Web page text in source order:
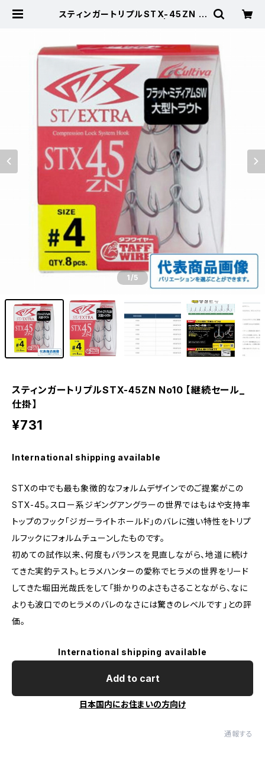
スティンガートリプルSTX-45ZN N
1/5
スティンガートリプルSTX-45ZN No10 【継続セール_
仕掛】
¥731
International shipping available
STXの中でも最も象徴的なフォルムデザインでのご提案がこの
STX-45。スロー系ジギングアングラーの世界ではもはや支持率
トップのフック「ジガーライトホールド」のバレに強い特性をトリプ
ルフックにフォルムチューンしたものです。
初めての試作以来、何度もバランスを見直しながら、地道に続け
てきた実釣テスト。ヒラメハンターの愛称でヒラメの世界をリード
してきた堀田光哉氏をして「掛かりのよさもさることながら、なに
よりも波口でのヒラメのバレのなさには驚きのレベルです」との評
価。
International shipping available
Add to cart
日本国内にお住まいの方向け
通報する